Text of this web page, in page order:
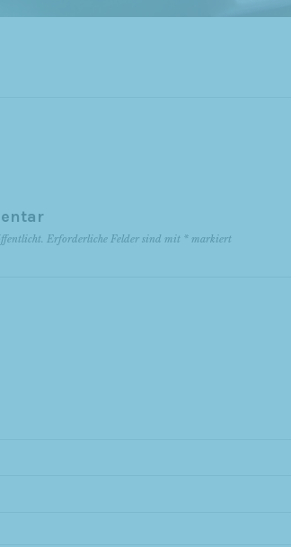
Erforderliche Felder sind mit * markiert